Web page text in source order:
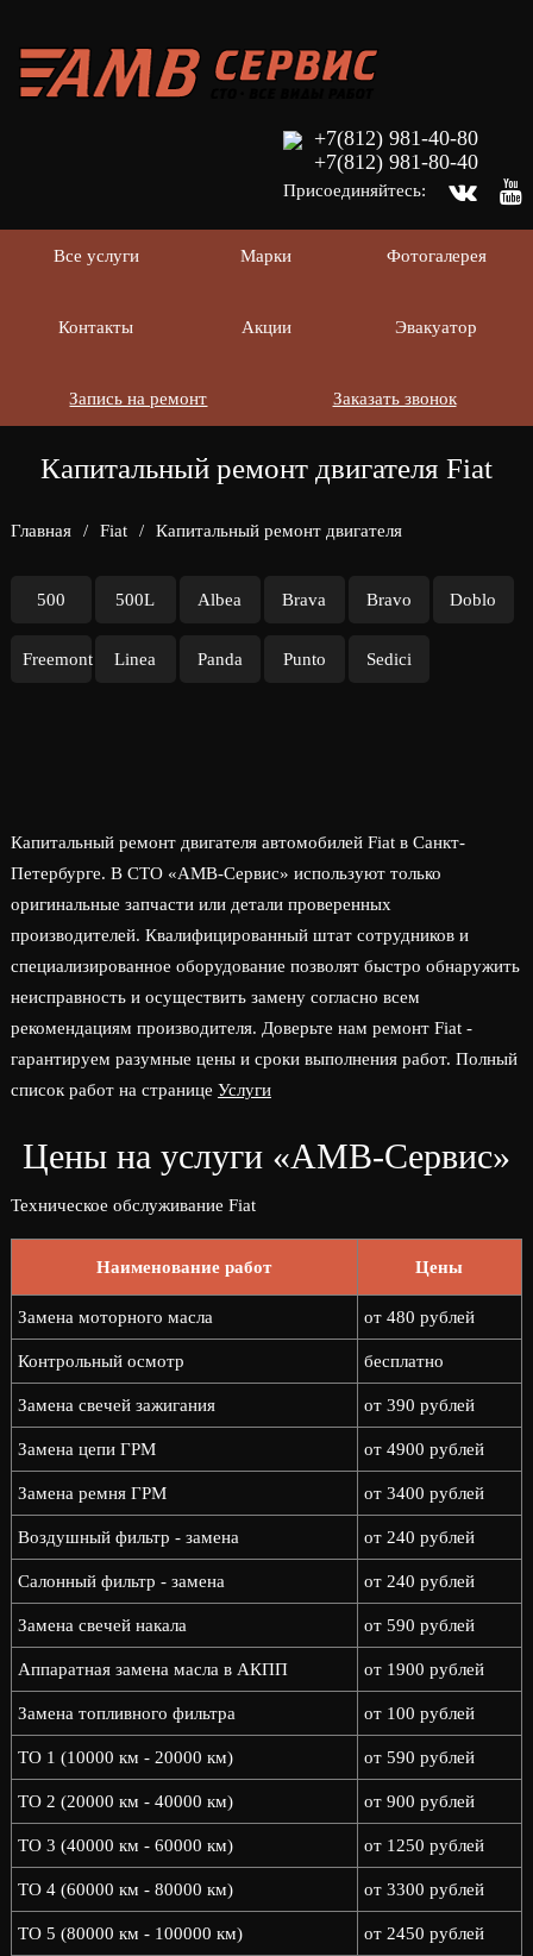
+7(812) 981-40-80
+7(812) 981-80-40
Присоединяйтесь:
Все услуги Марки Фотогалерея
Контакты Акции Эвакуатор
Заказать звонок
Запись на ремонт
Капитальный ремонт двигателя Fiat
Главная / Fiat / Капитальный ремонт двигателя
500 500L Albea Brava Bravo Doblo
Freemont Linea Panda Punto Sedici
Капитальный ремонт двигателя автомобилей Fiat в Санкт-
Петербурге. В СТО «АМВ-Сервис» используют только
оригинальные запчасти или детали проверенных
производителей. Квалифицированный штат сотрудников и
специализированное оборудование позволят быстро обнаружить
неисправность и осуществить замену согласно всем
рекомендациям производителя. Доверьте нам ремонт Fiat -
гарантируем разумные цены и сроки выполнения работ. Полный
список работ на странице Услуги
Цены на услуги «АМВ-Сервис»
Техническое обслуживание Fiat
Наименование работ Цены
Замена моторного масла от 480 рублей
Контрольный осмотр бесплатно
Замена свечей зажигания от 390 рублей
Замена цепи ГРМ от 4900 рублей
Замена ремня ГРМ от 3400 рублей
Воздушный фильтр - замена от 240 рублей
Салонный фильтр - замена от 240 рублей
Замена свечей накала от 590 рублей
Аппаратная замена масла в АКПП от 1900 рублей
Замена топливного фильтра от 100 рублей
ТО 1 (10000 км - 20000 км) от 590 рублей
ТО 2 (20000 км - 40000 км) от 900 рублей
ТО 3 (40000 км - 60000 км) от 1250 рублей
ТО 4 (60000 км - 80000 км) от 3300 рублей
ТО 5 (80000 км - 100000 км) от 2450 рублей